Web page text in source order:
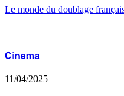
Le monde du doublage
11/04/2025